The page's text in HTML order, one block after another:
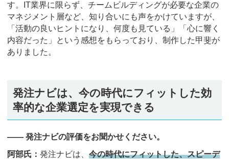
す。IT業界に限らず、チームビルディングが必要な企業の
マネジメント層など、知り合いにも声をかけていますが、
「活動の良いヒントになり、何度も見ている」「心に響く
内容だった」という感想をもらっており、制作した甲斐が
ありました。
発注ナビは、今の時代にフィットした効
率的な企業選定を実現できる
―― 発注ナビの評価をお聞かせください。
阿部氏： 発注ナビは、 今の時代にフィットした、スピーデ